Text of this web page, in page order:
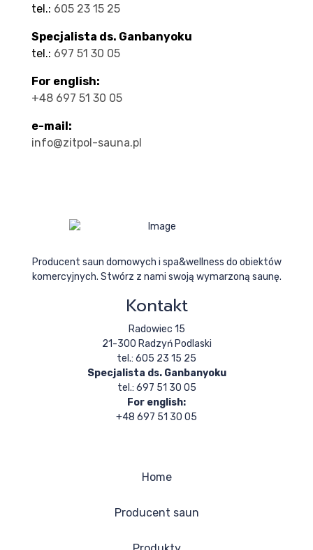
tel.: 605 23 15 25
Specjalista ds. Ganbanyoku
tel.: 697 51 30 05
For english:
+48 697 51 30 05
e-mail:
info@zitpol-sauna.pl
Producent saun domowych i spa&wellness do obiektów
komercyjnych. Stwórz z nami swoją wymarzoną saunę.
Kontakt
Radowiec 15
21-300 Radzyń Podlaski
tel.: 605 23 15 25
Specjalista ds. Ganbanyoku
tel.: 697 51 30 05
For english:
+48 697 51 30 05
Home
Producent saun